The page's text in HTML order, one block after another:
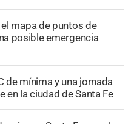
mapa de puntos de
posible emergencia
de mínima y una jornada
en la ciudad de Santa Fe